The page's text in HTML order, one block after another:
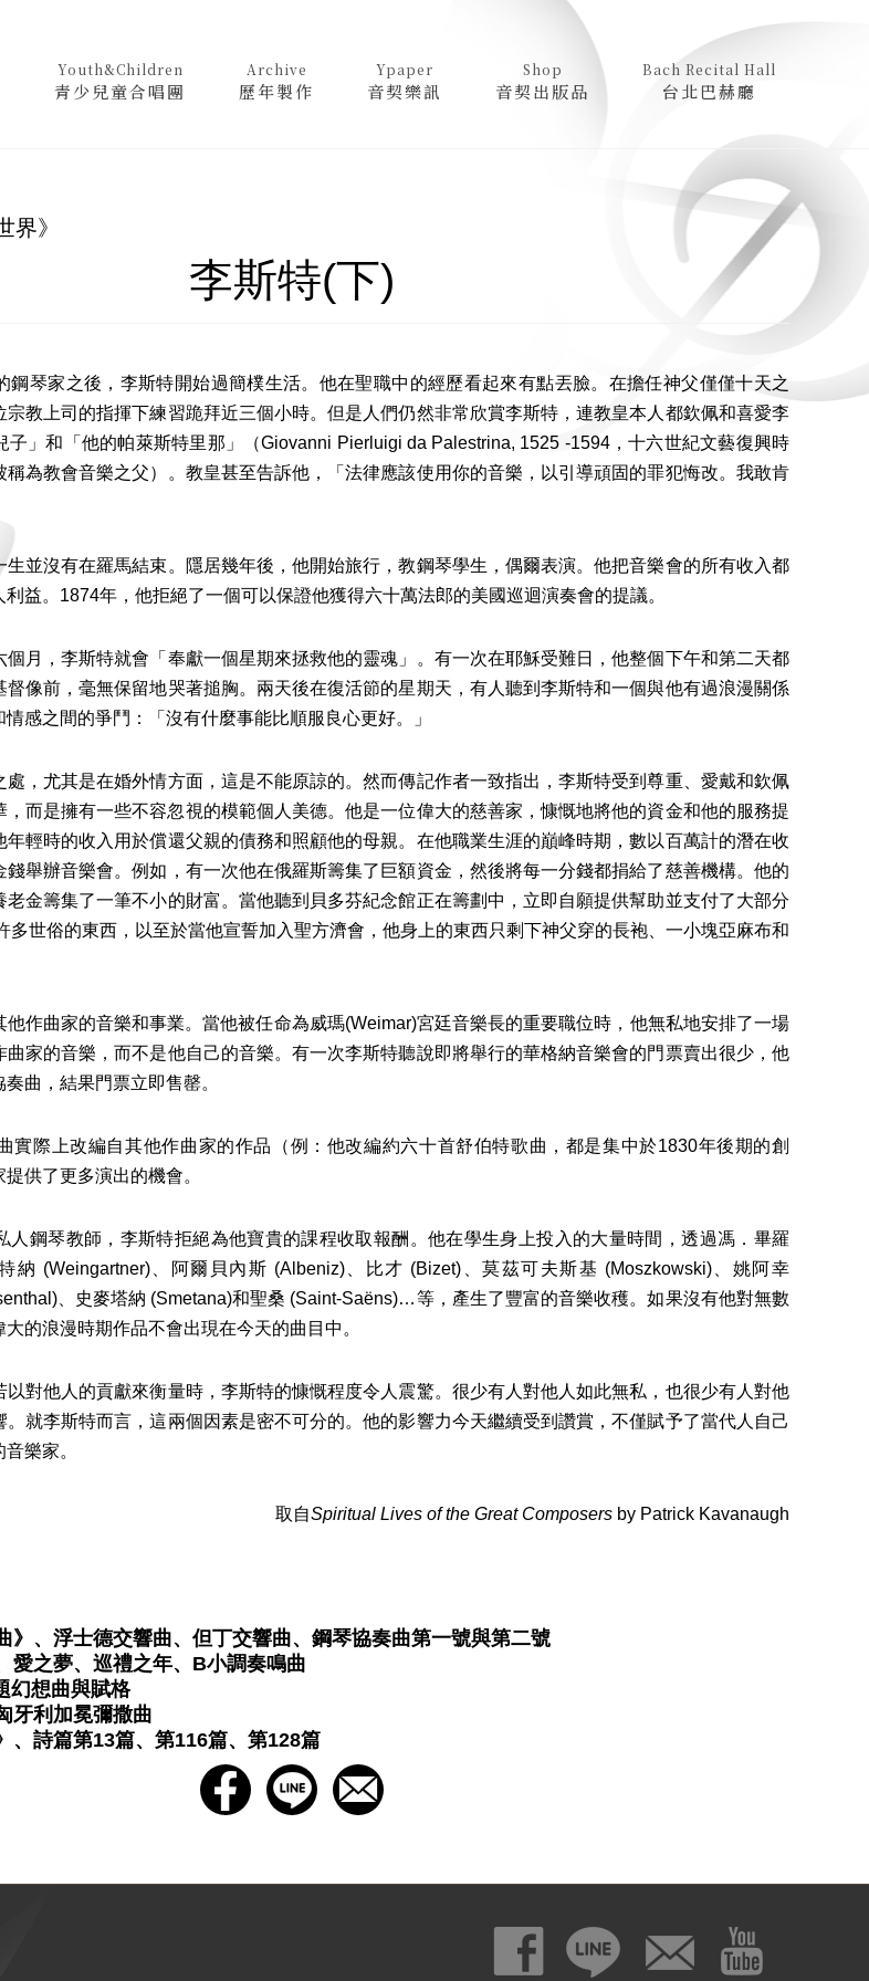
Youth&Children
青少兒童合唱團
Archive
歷年製作
Ypaper
音契樂訊
Shop
音契出版品
Bach Recital Hall
台北巴赫廳
界》
李斯特(下)
琴家之後，李斯特開始過簡樸生活。他在聖職中的經歷看起來有點丟臉。在擔任神父僅僅十天之
教上司的指揮下練習跪拜近三個小時。但是人們仍然非常欣賞李斯特，連教皇本人都欽佩和喜愛李
子」和「他的帕萊斯特里那」（Giovanni Pierluigi da Palestrina, 1525 -1594，十六世紀文藝復興時
為教會音樂之父）。教皇甚至告訴他，「法律應該使用你的音樂，以引導頑固的罪犯悔改。我敢肯
沒有在羅馬結束。隱居幾年後，他開始旅行，教鋼琴學生，偶爾表演。他把音樂會的所有收入都
益。1874年，他拒絕了一個可以保證他獲得六十萬法郎的美國巡迴演奏會的提議。
，李斯特就會「奉獻一個星期來拯救他的靈魂」。有一次在耶穌受難日，他整個下午和第二天都
像前，毫無保留地哭著搥胸。兩天後在復活節的星期天，有人聽到李斯特和一個與他有過浪漫關係
感之間的爭鬥：「沒有什麼事能比順服良心更好。」
尤其是在婚外情方面，這是不能原諒的。然而傳記作者一致指出，李斯特受到尊重、愛戴和欽佩
而是擁有一些不容忽視的模範個人美德。他是一位偉大的慈善家，慷慨地將他的資金和他的服務提
輕時的收入用於償還父親的債務和照顧他的母親。在他職業生涯的巔峰時期，數以百萬計的潛在收
錢舉辦音樂會。例如，有一次他在俄羅斯籌集了巨額資金，然後將每一分錢都捐給了慈善機構。他的
金籌集了一筆不小的財富。當他聽到貝多芬紀念館正在籌劃中，立即自願提供幫助並支付了大部分
多世俗的東西，以至於當他宣誓加入聖方濟會，他身上的東西只剩下神父穿的長袍、一小塊亞麻布和
曲家的音樂和事業。當他被任命為威瑪(Weimar)宮廷音樂長的重要職位時，他無私地安排了一場
曲家的音樂，而不是他自己的音樂。有一次李斯特聽說即將舉行的華格納音樂會的門票賣出很少，他
曲，結果門票立即售罄。
際上改編自其他作曲家的作品（例：他改編約六十首舒伯特歌曲，都是集中於1830年後期的創
供了更多演出的機會。
鋼琴教師，李斯特拒絕為他寶貴的課程收取報酬。他在學生身上投入的大量時間，透過馮．畢羅
納 (Weingartner)、阿爾貝內斯 (Albeniz)、比才 (Bizet)、莫茲可夫斯基 (Moszkowski)、姚阿幸
、史麥塔納 (Smetana)和聖桑 (Saint-Saëns)…等，產生了豐富的音樂收穫。如果沒有他對無數
的浪漫時期作品不會出現在今天的曲目中。
他人的貢獻來衡量時，李斯特的慷慨程度令人震驚。很少有人對他人如此無私，也很少有人對他
。就李斯特而言，這兩個因素是密不可分的。他的影響力今天繼續受到讚賞，不僅賦予了當代人自己
樂家。
取自Spiritual Lives of the Great Composers by Patrick Kavanaugh
》、浮士德交響曲、但丁交響曲、鋼琴協奏曲第一號與第二號
愛之夢、巡禮之年、B小調奏鳴曲
幻想曲與賦格
牙利加冕彌撒曲
、詩篇第13篇、第116篇、第128篇